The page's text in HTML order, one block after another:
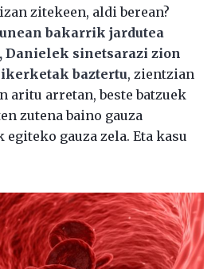
zitekeen, aldi berean?
bakarrik jardutea
Danielek sinetsarazi zion
baztertu, zientzian
aritu arretan, beste batzuek
zutena baino gauza
gauza zela. Eta kasu